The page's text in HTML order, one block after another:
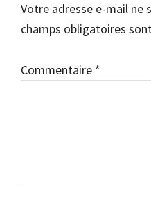
lecteur
Votre adresse e-mail ne
champs obligatoires
Commentaire *